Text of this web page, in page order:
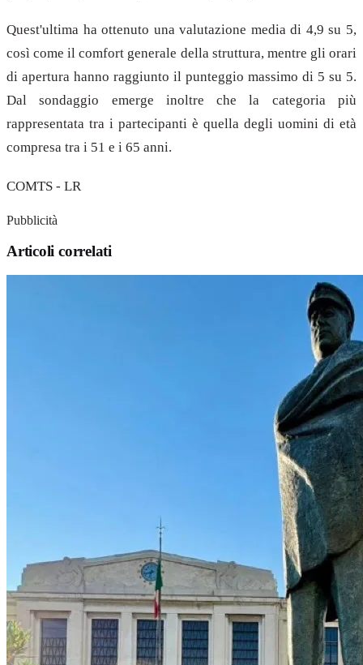
Quest'ultima ha ottenuto una valutazione media di 4,9 su 5,
così come il comfort generale della struttura, mentre gli orari
di apertura hanno raggiunto il punteggio massimo di 5 su 5.
Dal sondaggio emerge inoltre che la categoria più
rappresentata tra i partecipanti è quella degli uomini di età
compresa tra i 51 e i 65 anni.
COMTS - LR
Pubblicità
Articoli correlati